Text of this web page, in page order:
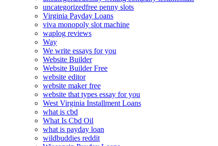
uncategorizedfree penny slots
Virginia Payday Loans
viva monopoly slot machine
waplog reviews
Way
We write essays for you
Website Builder
Website Builder Free
website editor
website maker free
website that types essay for you
West Virginia Installment Loans
what is cbd
What Is Cbd Oil
what is payday loan
wildbuddies reddit